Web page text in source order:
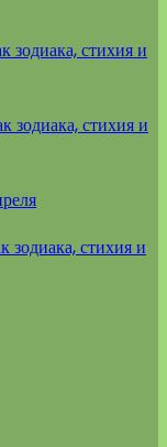
зодиака, стихия и
зодиака, стихия и
зодиака, стихия и